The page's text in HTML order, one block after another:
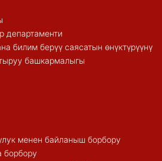
департаменти
билим берүү саясатын өнүктүрүүнү
башкармалыгы
менен байланыш борбору
борбору